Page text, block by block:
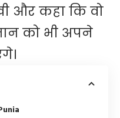
और कहा कि वो
को भी अपने